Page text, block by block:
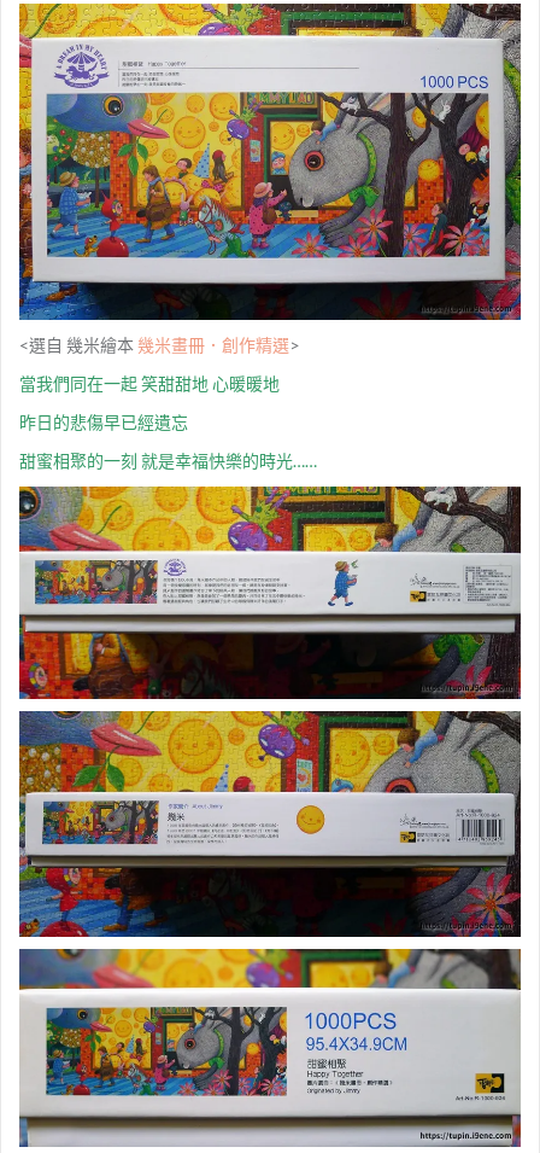
<選自 幾米繪本幾米畫冊．創作精選>
當我們同在一起 笑甜甜地 心暖暖地
昨日的悲傷早已經遺忘
甜蜜相聚的一刻 就是幸福快樂的時光……